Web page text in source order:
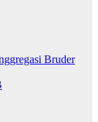
Bruder